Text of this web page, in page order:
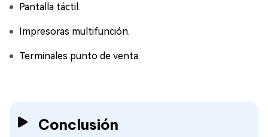
Pantalla táctil.
Impresoras multifunción.
Terminales punto de venta.
Conclusión